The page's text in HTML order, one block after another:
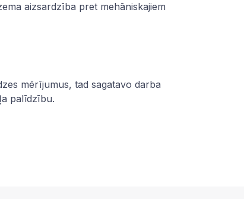
aizsardzība pret mehāniskajiem
mērījumus, tad sagatavo darba
palīdzību.